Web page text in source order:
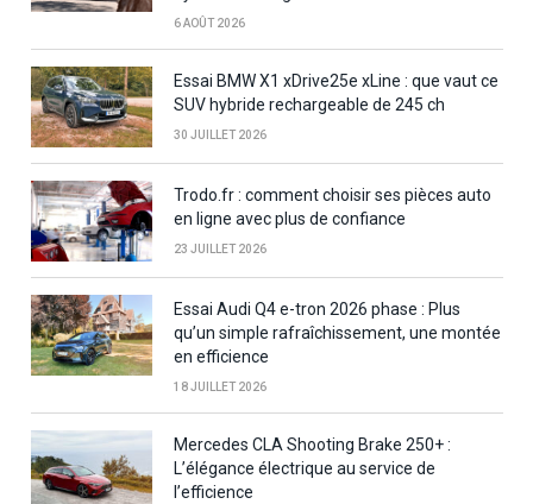
6 AOÛT 2026
Essai BMW X1 xDrive25e xLine : que vaut ce
SUV hybride rechargeable de 245 ch
30 JUILLET 2026
Trodo.fr : comment choisir ses pièces auto
en ligne avec plus de confiance
23 JUILLET 2026
Essai Audi Q4 e-tron 2026 phase : Plus
qu’un simple rafraîchissement, une montée
en efficience
18 JUILLET 2026
Mercedes CLA Shooting Brake 250+ :
L’élégance électrique au service de
l’efficience